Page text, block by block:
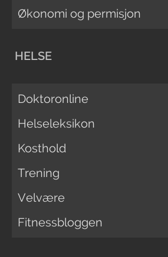
Økonomi og permisjon
HELSE
Doktoronline
Helseleksikon
Kosthold
Trening
Velvære
Fitnessbloggen